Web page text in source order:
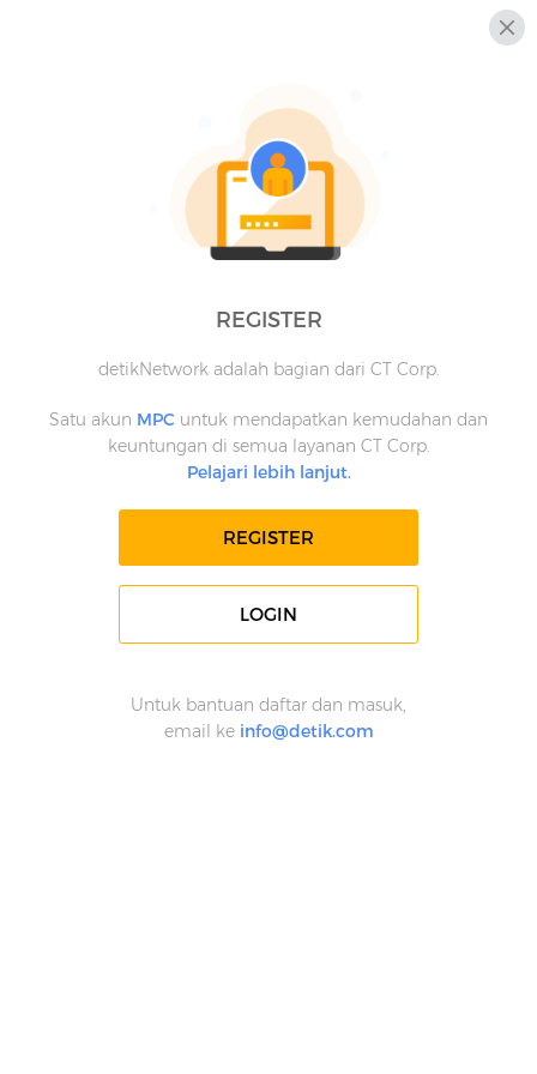
REGISTER
detikNetwork adalah bagian dari CT Corp.
Satu akun MPC untuk mendapatkan kemudahan dan
keuntungan di semua layanan CT Corp.
Pelajari lebih lanjut.
REGISTER
LOGIN
Untuk bantuan daftar dan masuk,
email ke info@detik.com